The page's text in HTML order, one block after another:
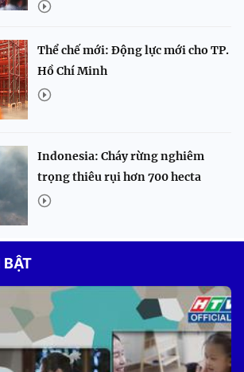
Thể chế mới: Động lực mới cho TP.
Hồ Chí Minh
Indonesia: Cháy rừng nghiêm
trọng thiêu rụi hơn 700 hecta
BẬT